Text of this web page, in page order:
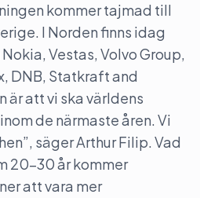
kommer tajmad till
I Norden finns idag
Vestas, Volvo Group,
DNB, Statkraft and
är att vi ska världens
de närmaste åren. Vi
säger Arthur Filip. Vad
20-30 år kommer
att vara mer